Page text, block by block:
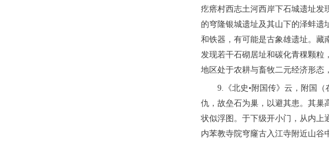
疙瘩村西志土河西岸下石城遗址发
的穹隆银城遗址及其山下的泽蚌遗
和铁器，有可能是古象雄遗址。藏
发现若干石砌居址和碳化青稞颗粒
地区处于农耕与畜牧二元经济形态
9.《北史•附国传》云，附国
仇，故垒石为巢，以避其患。其巢
状似浮图。于下级开小门，从内上
内苯教寺院穹窿古入江寺附近山谷